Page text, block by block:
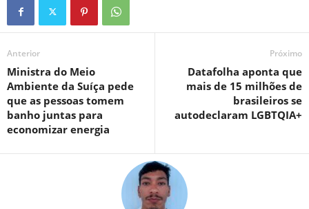
Anterior
Ministra do Meio
Ambiente da Suíça pede
que as pessoas tomem
banho juntas para
economizar energia
Próximo
Datafolha aponta que
mais de 15 milhões de
brasileiros se
autodeclaram LGBTQIA+